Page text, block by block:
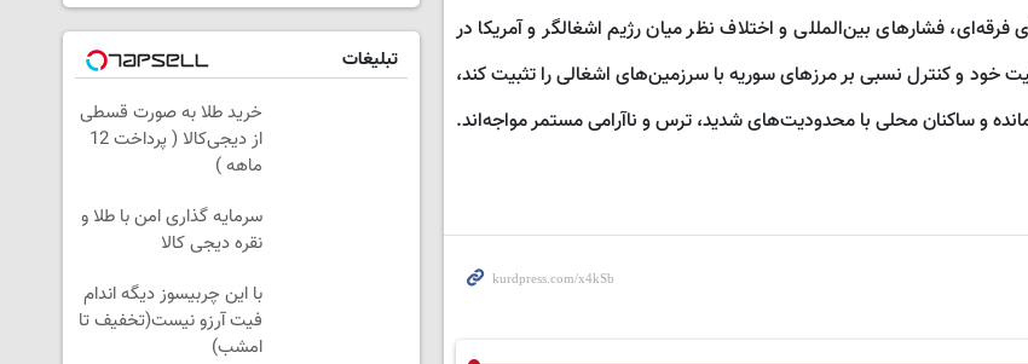
فشارهای بین‌المللی و اختلاف نظر میان رژیم اشغالگر و آمریکا در
خود و کنترل نسبی بر مرزهای سوریه با سرزمین‌های اشغالی را تثبیت کند،
و ساکنان محلی با محدودیت‌های شدید، ترس و ناآرامی مستمر مواجه‌اند.
تبلیغات
خرید طلا به صورت قسطی
از دیجی‌کالا ( پرداخت 12
ماهه )
سرمایه گذاری امن با طلا و
نقره دیجی کالا
با این چربیسوز دیگه اندام
فیت آرزو نیست(تخفیف تا
امشب)